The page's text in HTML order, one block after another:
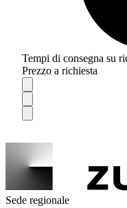
Tempi di consegna su
Prezzo a richiesta
Sede regionale